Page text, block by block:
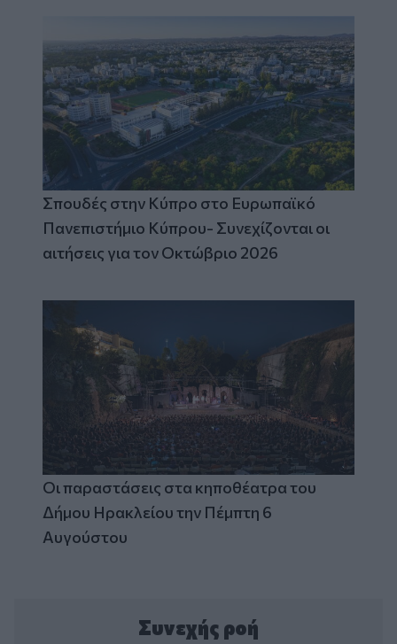
Σπουδές στην Κύπρο στο Ευρωπαϊκό
Πανεπιστήμιο Κύπρου- Συνεχίζονται οι
αιτήσεις για τον Οκτώβριο 2026
Οι παραστάσεις στα κηποθέατρα του
Δήμου Ηρακλείου την Πέμπτη 6
Αυγούστου
Συνεχής ροή